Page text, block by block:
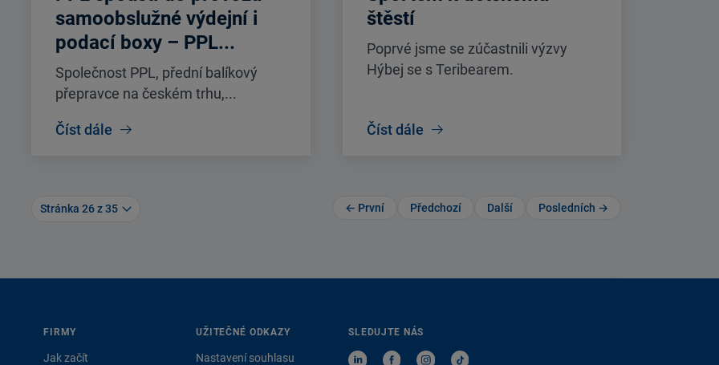
samoobslužné výdejní i
podací boxy – PPL...
Společnost PPL, přední balíkový
přepravce na českém trhu,...
Číst dále
štěstí
Poprvé jsme se zúčastnili výzvy
Hýbej se s Teribearem.
Číst dále
Stránka 26 z 35 ← První Předchozí Další Posledních →
FIRMY
Jak začít
UŽITEČNÉ ODKAZY
Nastavení souhlasu
SLEDUJTE NÁS